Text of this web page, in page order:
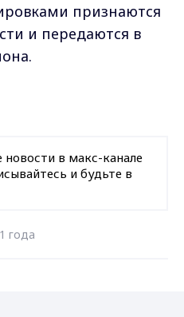
признаются
и передаются в
в макс-канале
и будьте в
года